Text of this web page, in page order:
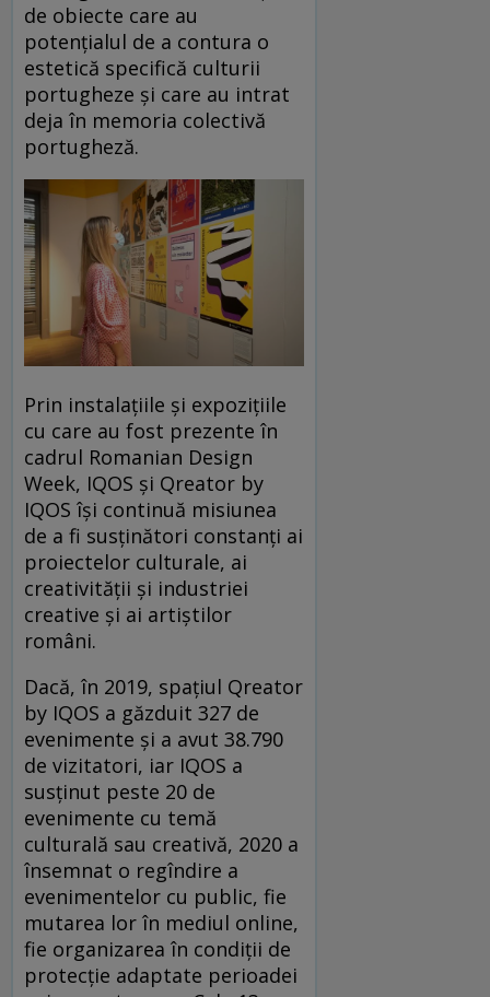
de obiecte care au
potențialul de a contura o
estetică specifică culturii
portugheze și care au intrat
deja în memoria colectivă
portugheză.
Prin instalațiile și expozițiile
cu care au fost prezente în
cadrul Romanian Design
Week, IQOS și Qreator by
IQOS își continuă misiunea
de a fi susținători constanți ai
proiectelor culturale, ai
creativității și industriei
creative și ai artiștilor
români.
Dacă, în 2019, spațiul Qreator
by IQOS a găzduit 327 de
evenimente și a avut 38.790
de vizitatori, iar IQOS a
susținut peste 20 de
evenimente cu temă
culturală sau creativă, 2020 a
însemnat o regîndire a
evenimentelor cu public, fie
mutarea lor în mediul online,
fie organizarea în condiții de
protecție adaptate perioadei